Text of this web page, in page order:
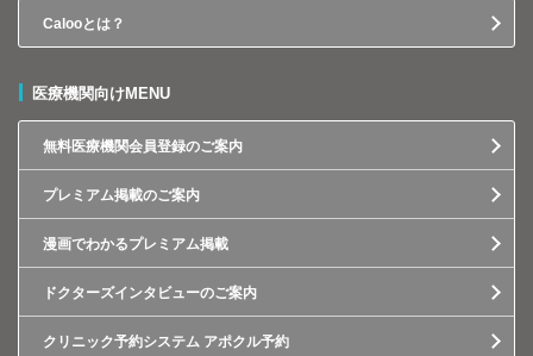
Calooとは？
医療機関向けMENU
無料医療機関会員登録のご案内
プレミアム掲載のご案内
漫画でわかるプレミアム掲載
ドクターズインタビューのご案内
クリニック予約システム アポクル予約